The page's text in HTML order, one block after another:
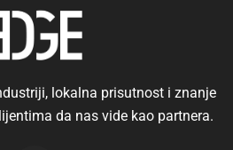
lokalna prisutnost i znanje
da nas vide kao partnera.